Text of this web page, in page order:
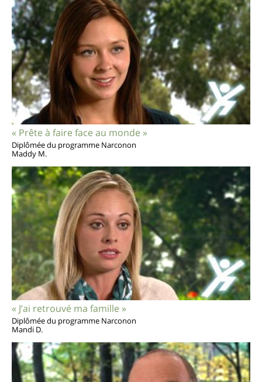
« Prête à faire face au monde »
Diplômée du programme Narconon
Maddy M.
« J’ai retrouvé ma famille »
Diplômée du programme Narconon
Mandi D.